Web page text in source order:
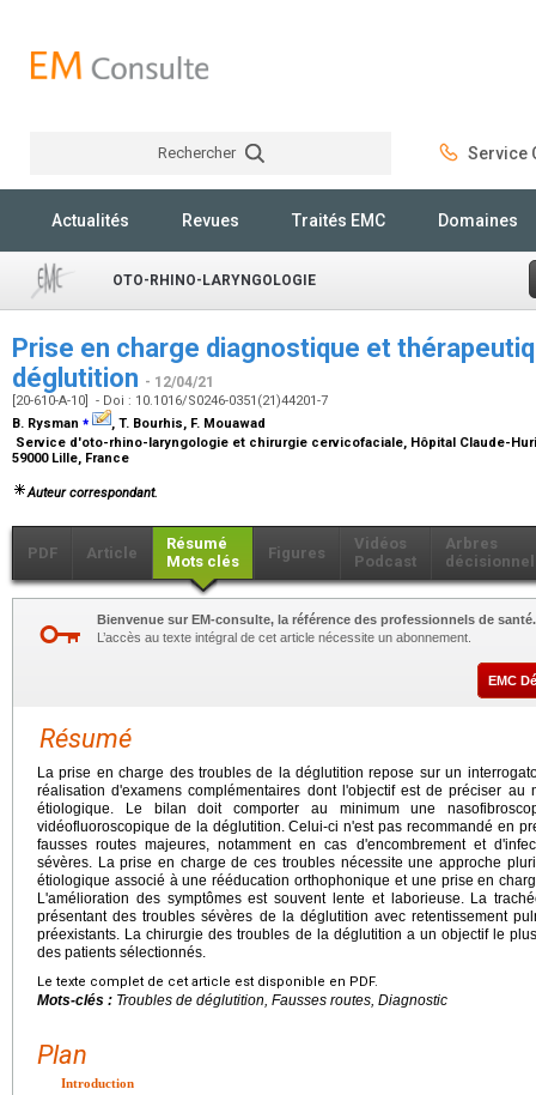
Rechercher Service
Actualités Revues Traités EMC Domaines
OTO-RHINO-LARYNGOLOGIE
Prise en charge diagnostique et
déglutition - 12/04/21
[20-610-A-10] - Doi : 10.1016/S0246-0351(21)44201-7
B. Rysman ⁎
, T. Bourhis, F. Mouawad
Service d'oto-rhino-laryngologie et chirurgie cervicofaciale, Hôpital Claude-
59000 Lille, France
Auteur correspondant.
PDF Article
Résumé
Mots clés
Figures
Vidéos
Podcast
Arbres
Bienvenue sur EM-consulte, la référence des professionnels de santé.
L’accès au texte intégral de cet article nécessite un abonnement.
EMC
Résumé
La prise en charge des troubles de la déglutition repose sur un
réalisation d'examens complémentaires dont l'objectif est de préciser
étiologique. Le bilan doit comporter au minimum une
vidéofluoroscopique de la déglutition. Celui-ci n'est pas recommandé en
fausses routes majeures, notamment en cas d'encombrement et
sévères. La prise en charge de ces troubles nécessite une approche
étiologique associé à une rééducation orthophonique et une prise en
L'amélioration des symptômes est souvent lente et laborieuse. La
présentant des troubles sévères de la déglutition avec retentissement
préexistants. La chirurgie des troubles de la déglutition a un objectif le
des patients sélectionnés.
Le texte complet de cet article est disponible en PDF.
Mots-clés : Troubles de déglutition, Fausses routes, Diagnostic
Plan
Introduction